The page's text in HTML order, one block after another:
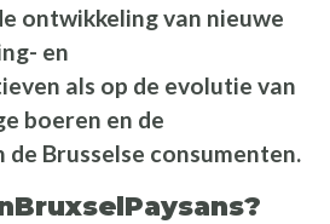
ontwikkeling van nieuwe
en
als op de evolutie van
boeren en de
Brusselse consumenten.